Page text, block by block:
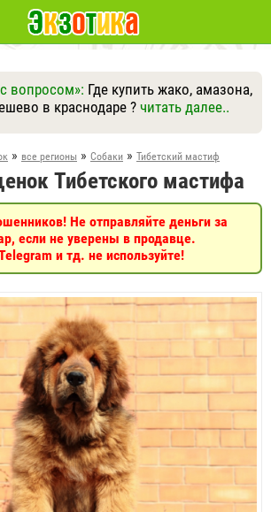
вопросом»: Где купить жако, амазона,
в краснодаре ? читать далее..
Другие вопросы
Задать вопрос
» все регионы » Собаки » Тибетский мастиф
Тибетского мастифа
Не отправляйте деньги за
если не уверены в продавце.
и тд. не используйте!